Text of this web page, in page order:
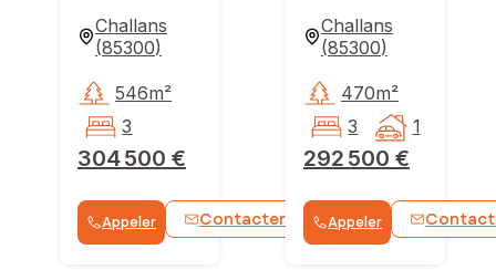
Challans
(85300)
304 500 €
546m²
3
Appeler Contacter WhatsApp
Challans
(85300)
292 500 €
470m²
3
1
Appeler